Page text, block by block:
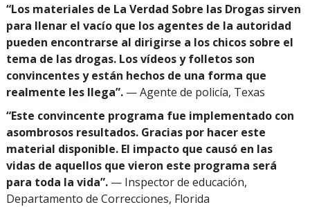
“Los materiales de La Verdad Sobre las Drogas sirven
para llenar el vacío que los agentes de la autoridad
pueden encontrarse al dirigirse a los chicos sobre el
tema de las drogas. Los vídeos y folletos son
convincentes y están hechos de una forma que
realmente les llega”. — Agente de policía, Texas
“Este convincente programa fue implementado con
asombrosos resultados. Gracias por hacer este
material disponible. El impacto que causó en las
vidas de aquellos que vieron este programa será
para toda la vida”. — Inspector de educación,
Departamento de Correcciones, Florida